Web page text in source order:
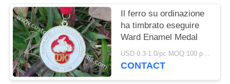
Il ferro su ordinazione
ha timbrato eseguire
Ward Enamel Medal
USD 0.3-1.0/pc MOQ:100 pc per progettazione
CONTACT